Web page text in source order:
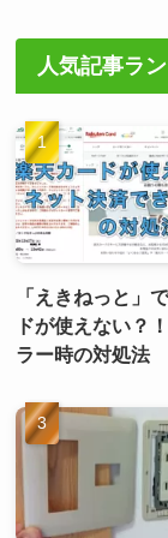
人気記事ラ
「えきねっと」
ドが使えない？
ラー時の対処法